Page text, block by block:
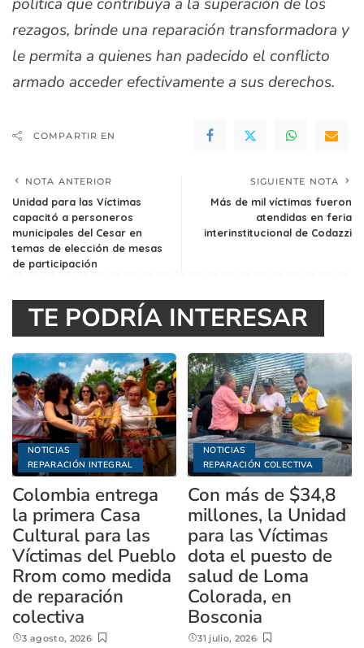
rezagos, brinde una reparación transformadora y
le permita a quienes han padecido el conflicto
armado acceder efectivamente a sus derechos.
COMPARTIR EN
NOTA ANTERIOR
Unidad para las Víctimas
capacitó a personeros
municipales del Cesar en
temas de elección de mesas
de participación
SIGUIENTE NOTA
Más de mil víctimas fueron
atendidas en feria
interinstitucional de Codazzi
TE PODRÍA INTERESAR
NOTICIAS
REPARACIÓN INTEGRAL
Colombia entrega
la primera Casa
Cultural para las
Víctimas del Pueblo
Rrom como medida
de reparación
colectiva
3 agosto, 2026
NOTICIAS
REPARACIÓN COLECTIVA
Con más de $34,8
millones, la Unidad
para las Víctimas
dota el puesto de
salud de Loma
Colorada, en
Bosconia
31 julio, 2026